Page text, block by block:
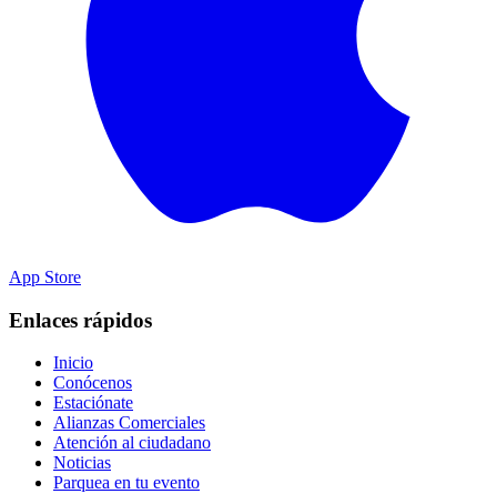
App Store
Enlaces rápidos
Inicio
Conócenos
Estaciónate
Alianzas Comerciales
Atención al ciudadano
Noticias
Parquea en tu evento